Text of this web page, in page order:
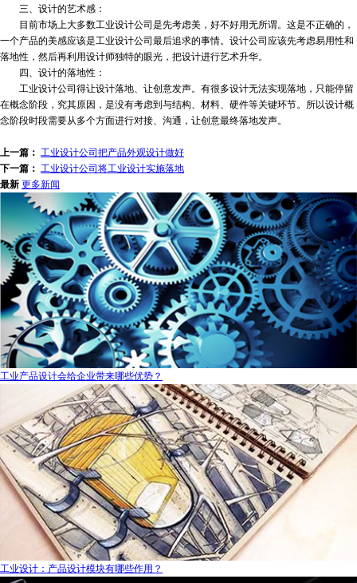
三、设计的艺术感：
目前市场上大多数工业设计公司是先考虑美，好不好用无所谓。这是不正确的，
一个产品的美感应该是工业设计公司最后追求的事情。设计公司应该先考虑易用性和
落地性，然后再利用设计师独特的眼光，把设计进行艺术升华。
四、设计的落地性：
工业设计公司得让设计落地、让创意发声。有很多设计无法实现落地，只能停留
在概念阶段，究其原因，是没有考虑到与结构、材料、硬件等关键环节。所以设计概
念阶段时段需要从多个方面进行对接、沟通，让创意最终落地发声。
上一篇： 工业设计公司把产品外观设计做好
下一篇： 工业设计公司将工业设计实施落地
最新更多新闻
工业产品设计会给企业带来哪些优势？
工业设计：产品设计模块有哪些作用？